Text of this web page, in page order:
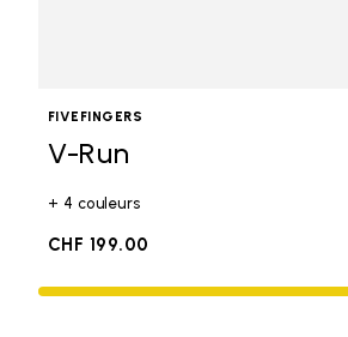
FIVEFINGERS
V-Run
+ 4 couleurs
CHF 199.00